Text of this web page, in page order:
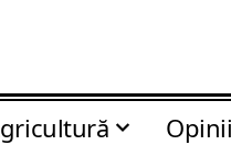
Opinii